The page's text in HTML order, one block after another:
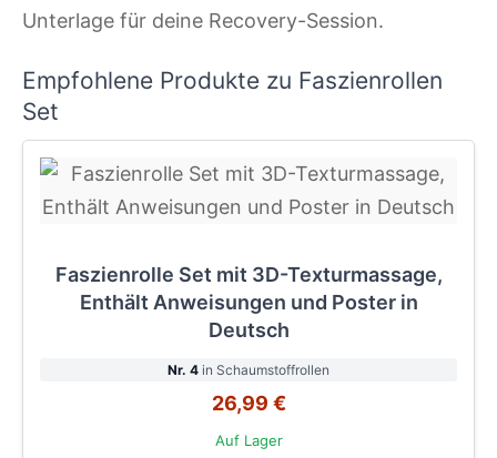
Unterlage für deine Recovery-Session.
Empfohlene Produkte zu Faszienrollen
Set
Faszienrolle Set mit 3D-Texturmassage,
Enthält Anweisungen und Poster in
Deutsch
Nr. 4 in Schaumstoffrollen
26,99 €
Auf Lager